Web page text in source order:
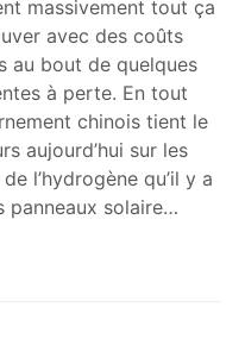
massivement tout ça
avec des coûts
au bout de quelques
à perte. En tout
chinois tient le
aujourd’hui sur les
l’hydrogène qu’il y a
panneaux solaire…